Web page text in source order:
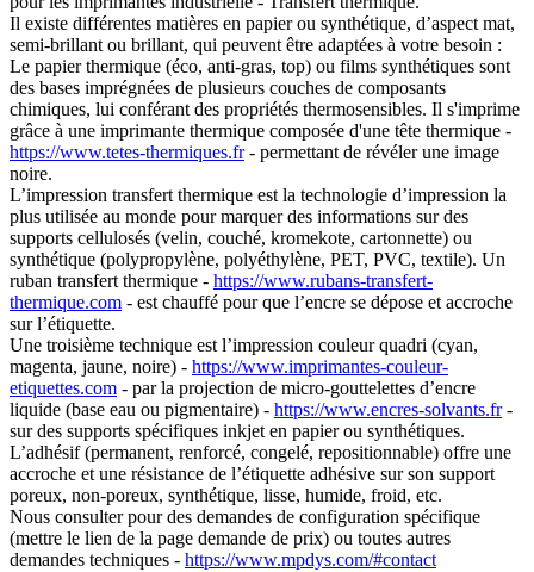
Il existe différentes matières en papier ou synthétique, d’aspect mat,
semi-brillant ou brillant, qui peuvent être adaptées à votre besoin :
Le papier thermique (éco, anti-gras, top) ou films synthétiques sont
des bases imprégnées de plusieurs couches de composants
chimiques, lui conférant des propriétés thermosensibles. Il s'imprime
grâce à une imprimante thermique composée d'une tête thermique -
https://www.tetes-thermiques.fr- permettant de révéler une image
noire.
L’impression transfert thermique est la technologie d’impression la
plus utilisée au monde pour marquer des informations sur des
supports cellulosés (velin, couché, kromekote, cartonnette) ou
synthétique (polypropylène, polyéthylène, PET, PVC, textile). Un
ruban transfert thermique - https://www.rubans-transfert-
thermique.com - est chauffé pour que l’encre se dépose et accroche
sur l’étiquette.
Une troisième technique est l’impression couleur quadri (cyan,
magenta, jaune, noire) - https://www.imprimantes-couleur-
etiquettes.com - par la projection de micro-gouttelettes d’encre
liquide (base eau ou pigmentaire) - https://www.encres-solvants.fr-
sur des supports spécifiques inkjet en papier ou synthétiques.
L’adhésif (permanent, renforcé, congelé, repositionnable) offre une
accroche et une résistance de l’étiquette adhésive sur son support
poreux, non-poreux, synthétique, lisse, humide, froid, etc.
Nous consulter pour des demandes de configuration spécifique
(mettre le lien de la page demande de prix) ou toutes autres
demandes techniques - https://www.mpdys.com/#contact